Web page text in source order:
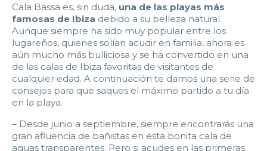
Cala Bassa es, sin duda, una de las playas más
famosas de Ibiza debido a su belleza natural.
Aunque siempre ha sido muy popular entre los
lugareños, quienes solían acudir en familia, ahora es
aún mucho más bulliciosa y se ha convertido en una
de las calas de Ibiza favoritas de visitantes de
cualquier edad. A continuación te damos una serie de
consejos para que saques el máximo partido a tu día
en la playa.
– Desde junio a septiembre, siempre encontrarás una
gran afluencia de bañistas en esta bonita cala de
aguas transparentes. Pero si acudes en las primeras